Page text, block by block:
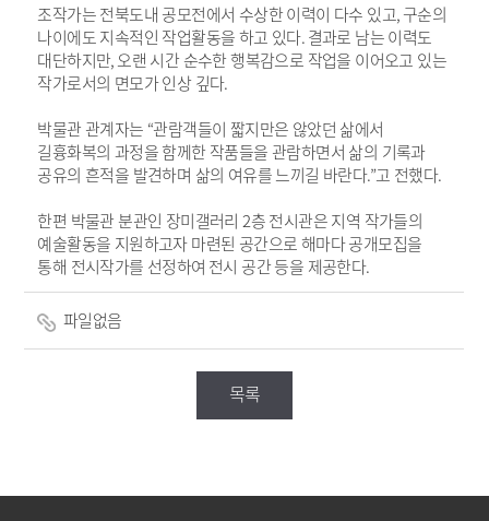
조작가는 전북도내 공모전에서 수상한 이력이 다수 있고,구순의
나이에도 지속적인 작업활동을 하고 있다.결과로 남는 이력도
대단하지만,오랜 시간 순수한 행복감으로 작업을 이어오고 있는
작가로서의 면모가 인상 깊다.
박물관 관계자는 “관람객들이 짧지만은 않았던 삶에서
길흉화복의 과정을 함께한 작품들을 관람하면서 삶의 기록과
공유의 흔적을 발견하며 삶의 여유를 느끼길 바란다.”고 전했다.
한편 박물관 분관인 장미갤러리2층 전시관은 지역 작가들의
예술활동을 지원하고자 마련된 공간으로 해마다 공개모집을
통해 전시작가를 선정하여 전시 공간 등을 제공한다.
파일없음
목록